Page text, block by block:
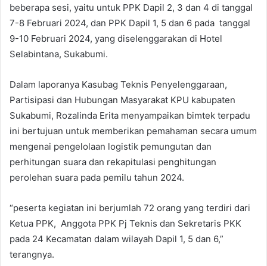
beberapa sesi, yaitu untuk PPK Dapil 2, 3 dan 4 di tanggal
7-8 Februari 2024, dan PPK Dapil 1, 5 dan 6 pada tanggal
9-10 Februari 2024, yang diselenggarakan di Hotel
Selabintana, Sukabumi.
Dalam laporanya Kasubag Teknis Penyelenggaraan,
Partisipasi dan Hubungan Masyarakat KPU kabupaten
Sukabumi, Rozalinda Erita menyampaikan bimtek terpadu
ini bertujuan untuk memberikan pemahaman secara umum
mengenai pengelolaan logistik pemungutan dan
perhitungan suara dan rekapitulasi penghitungan
perolehan suara pada pemilu tahun 2024.
“peserta kegiatan ini berjumlah 72 orang yang terdiri dari
Ketua PPK, Anggota PPK Pj Teknis dan Sekretaris PKK
pada 24 Kecamatan dalam wilayah Dapil 1, 5 dan 6,”
terangnya.